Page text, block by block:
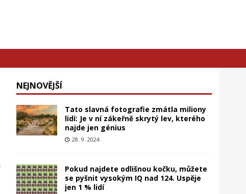
NEJNOVĚJŠÍ
Tato slavná fotografie zmátla miliony
lidí: Je v ní zákeřně skrytý lev, kterého
najde jen génius
28. 9. 2024
Pokud najdete odlišnou kočku, můžete
se pyšnit vysokým IQ nad 124. Uspěje
jen 1 % lidí